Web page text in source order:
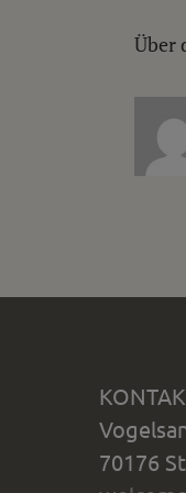
Über
70176